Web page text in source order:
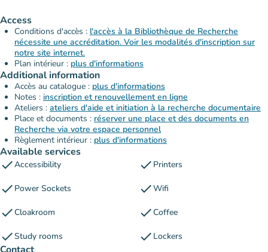
Access
Conditions d'accès : l'accès à la Bibliothèque de Recherche
nécessite une accréditation. Voir les modalités d'inscription sur
notre site internet.
Plan intérieur : plus d'informations
Additional information
Accès au catalogue : plus d'informations
Notes : inscription et renouvellement en ligne
Ateliers : ateliers d'aide et initiation à la recherche documentaire
Place et documents : réserver une place et des documents en
Recherche via votre espace personnel
Règlement intérieur : plus d'informations
Available services
checkAccessibility check Printers
check Power Sockets checkWifi
checkCloakroom checkCoffee
checkStudy rooms check Lockers